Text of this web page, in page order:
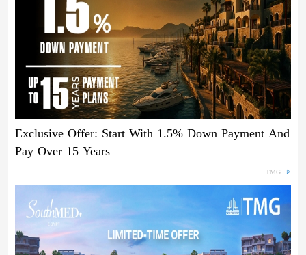
Exclusive Offer: Start With 1.5% Down Payment And
Pay Over 15 Years
TMG